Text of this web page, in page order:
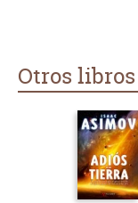
predijo.
libros de ciencia,
iglesias) con el
Otros